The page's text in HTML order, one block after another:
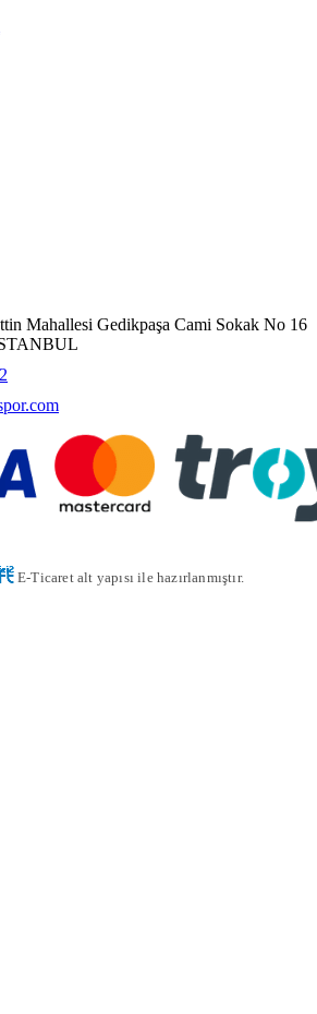
Mahallesi Gedikpaşa Cami Sokak No 16
E-Ticaret alt yapısı ile hazırlanmıştır.